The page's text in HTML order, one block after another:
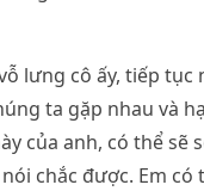
lưng cô ấy, tiếp
ta gặp nhau và
của anh, có thể
chắc được. Em